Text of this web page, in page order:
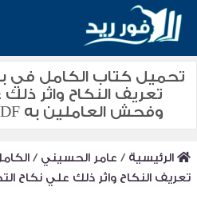
تحميل كتاب الكامل في
تعريف النكاح واثر
وفحش العاملين به PDF - عامر الحسيني
الرئيسية / عامر الحسيني /
تعريف النكاح واثر ذلك علي نكاح